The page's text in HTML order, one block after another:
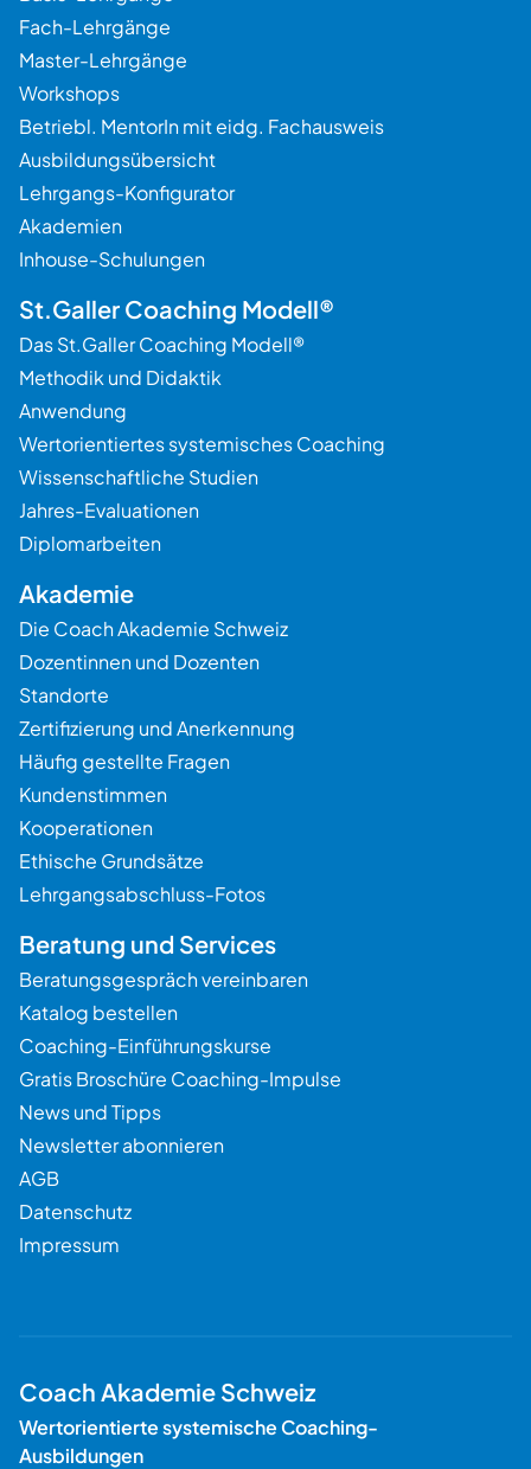
Fach-Lehrgänge
Master-Lehrgänge
Workshops
Betriebl. MentorIn mit eidg. Fachausweis
Ausbildungsübersicht
Lehrgangs-Konfigurator
Akademien
Inhouse-Schulungen
St.Galler Coaching Modell®
Das St.Galler Coaching Modell®
Methodik und Didaktik
Anwendung
Wertorientiertes systemisches Coaching
Wissenschaftliche Studien
Jahres-Evaluationen
Diplomarbeiten
Akademie
Die Coach Akademie Schweiz
Dozentinnen und Dozenten
Standorte
Zertifizierung und Anerkennung
Häufig gestellte Fragen
Kundenstimmen
Kooperationen
Ethische Grundsätze
Lehrgangsabschluss-Fotos
Beratung und Services
Beratungsgespräch vereinbaren
Katalog bestellen
Coaching-Einführungskurse
Gratis Broschüre Coaching-Impulse
News und Tipps
Newsletter abonnieren
AGB
Datenschutz
Impressum
Coach Akademie Schweiz
Wertorientierte systemische Coaching-
Ausbildungen